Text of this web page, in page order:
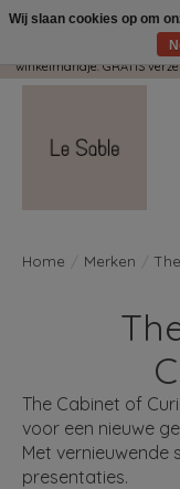
Wij pakken met plezier
winkelmandje. GRATIS
Home Merken
The Cabinet of
voor een nieuwe
Met vernieuwende
presentaties.
Wij slaan cookies op om